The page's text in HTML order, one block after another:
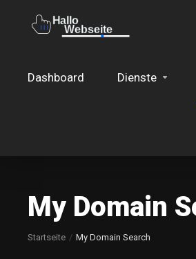
Dashboard Dienste
My Domain
Startseite My Domain Search